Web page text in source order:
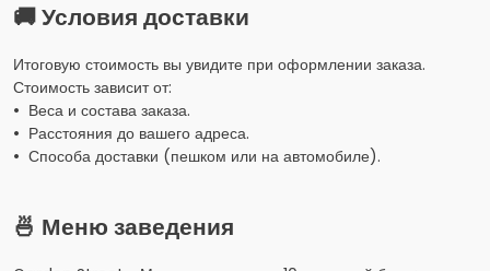
🚚 Условия доставки
Итоговую стоимость вы увидите при оформлении заказа.
Стоимость зависит от:
• Веса и состава заказа.
• Расстояния до вашего адреса.
• Способа доставки (пешком или на автомобиле).
🍜 Меню заведения